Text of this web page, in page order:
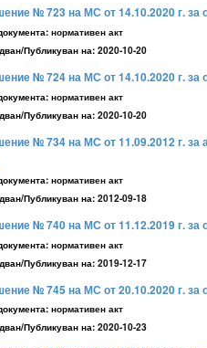
№ 723 на МС от 14.10.2020 г. за
нормативен акт
Публикуван на: 2020-10-20
№ 724 на МС от 14.10.2020 г. за
нормативен акт
Публикуван на: 2020-10-20
№ 734 на МС от 11.09.2012 г. за
нормативен акт
Публикуван на: 2012-09-18
№ 740 на МС от 11.12.2019 г. за
нормативен акт
Публикуван на: 2019-12-17
№ 745 на МС от 20.10.2020 г. за
нормативен акт
Публикуван на: 2020-10-23